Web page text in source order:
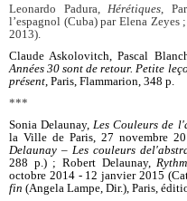
Leonardo Padura, Hérétiques ,
l’espagnol (Cuba) par Elena
2013).
Claude Askolovitch, Pascal
Années 30 sont de retour. Petite
présent , Paris, Flammarion, 348 p.
***
Sonia Delaunay, Les Couleurs de
la Ville de Paris, 27 novembre
Delaunay – Les couleurs de
288 p.) ; Robert Delaunay,
octobre 2014 - 12 janvier 2015
fin (Angela Lampe, Dir.), Paris,